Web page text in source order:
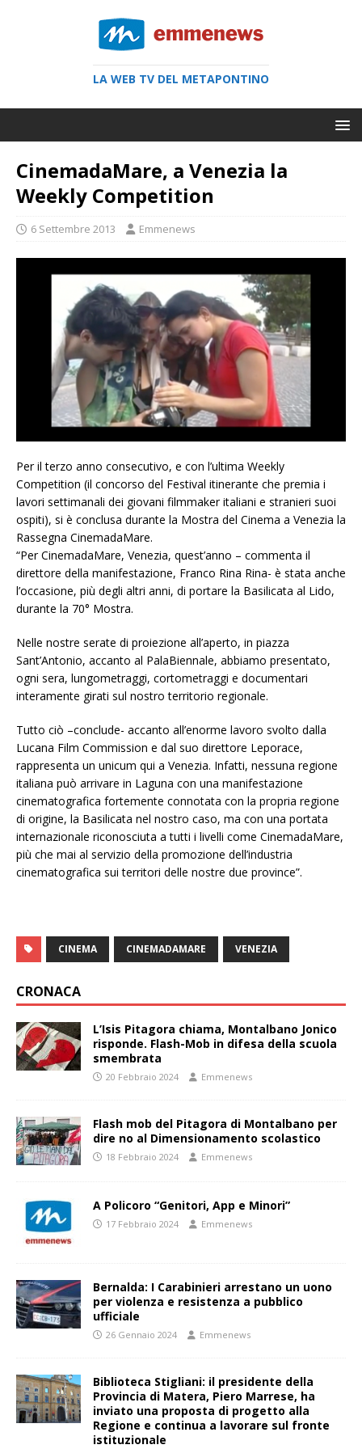
LA WEB TV DEL METAPONTINO
CinemadaMare, a Venezia la
Weekly Competition
6 Settembre 2013 Emmenews
Per il terzo anno consecutivo, e con l’ultima Weekly
Competition (il concorso del Festival itinerante che premia i
lavori settimanali dei giovani filmmaker italiani e stranieri suoi
ospiti), si è conclusa durante la Mostra del Cinema a Venezia la
Rassegna CinemadaMare.
“Per CinemadaMare, Venezia, quest’anno – commenta il
direttore della manifestazione, Franco Rina Rina- è stata anche
l’occasione, più degli altri anni, di portare la Basilicata al Lido,
durante la 70° Mostra.
Nelle nostre serate di proiezione all’aperto, in piazza
Sant’Antonio, accanto al PalaBiennale, abbiamo presentato,
ogni sera, lungometraggi, cortometraggi e documentari
interamente girati sul nostro territorio regionale.
Tutto ciò –conclude- accanto all’enorme lavoro svolto dalla
Lucana Film Commission e dal suo direttore Leporace,
rappresenta un unicum qui a Venezia. Infatti, nessuna regione
italiana può arrivare in Laguna con una manifestazione
cinematografica fortemente connotata con la propria regione
di origine, la Basilicata nel nostro caso, ma con una portata
internazionale riconosciuta a tutti i livelli come CinemadaMare,
più che mai al servizio della promozione dell’industria
cinematografica sui territori delle nostre due province”.
CINEMA CINEMADAMARE VENEZIA
CRONACA
L’Isis Pitagora chiama, Montalbano Jonico
risponde. Flash-Mob in difesa della scuola
smembrata
20 Febbraio 2024 Emmenews
Flash mob del Pitagora di Montalbano per
dire no al Dimensionamento scolastico
18 Febbraio 2024 Emmenews
A Policoro “Genitori, App e Minori”
17 Febbraio 2024 Emmenews
Bernalda: I Carabinieri arrestano un uono
per violenza e resistenza a pubblico
ufficiale
26 Gennaio 2024 Emmenews
Biblioteca Stigliani: il presidente della
Provincia di Matera, Piero Marrese, ha
inviato una proposta di progetto alla
Regione e continua a lavorare sul fronte
istituzionale